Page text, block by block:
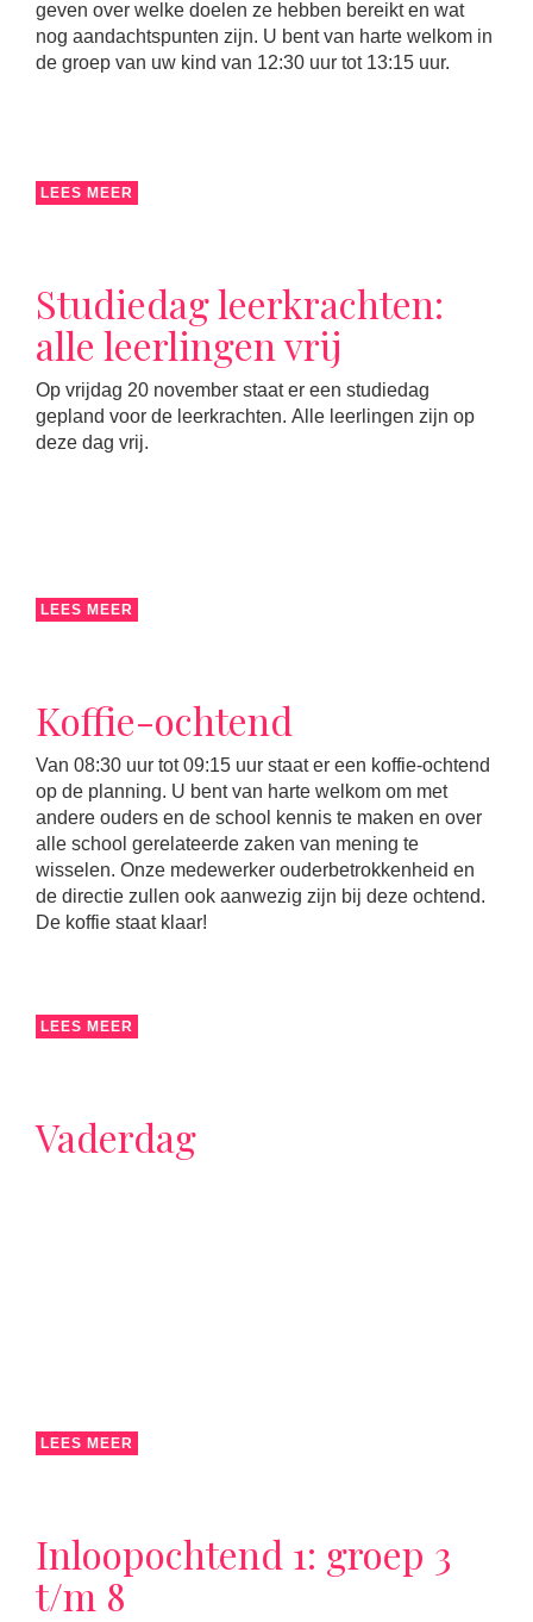
geven over welke doelen ze hebben bereikt en wat
nog aandachtspunten zijn. U bent van harte welkom in
de groep van uw kind van 12:30 uur tot 13:15 uur.
LEES MEER
Studiedag leerkrachten:
alle leerlingen vrij
Op vrijdag 20 november staat er een studiedag
gepland voor de leerkrachten. Alle leerlingen zijn op
deze dag vrij.
LEES MEER
Koffie-ochtend
Van 08:30 uur tot 09:15 uur staat er een koffie-ochtend
op de planning. U bent van harte welkom om met
andere ouders en de school kennis te maken en over
alle school gerelateerde zaken van mening te
wisselen. Onze medewerker ouderbetrokkenheid en
de directie zullen ook aanwezig zijn bij deze ochtend.
De koffie staat klaar!
LEES MEER
Vaderdag
LEES MEER
Inloopochtend 1: groep 3
t/m 8